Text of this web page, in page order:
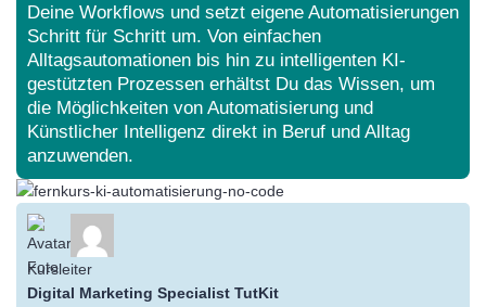
Deine Workflows und setzt eigene Automatisierungen
Schritt für Schritt um. Von einfachen
Alltagsautomationen bis hin zu intelligenten KI-
gestützten Prozessen erhältst Du das Wissen, um
die Möglichkeiten von Automatisierung und
Künstlicher Intelligenz direkt in Beruf und Alltag
anzuwenden.
Kursleiter
Digital Marketing Specialist TutKit